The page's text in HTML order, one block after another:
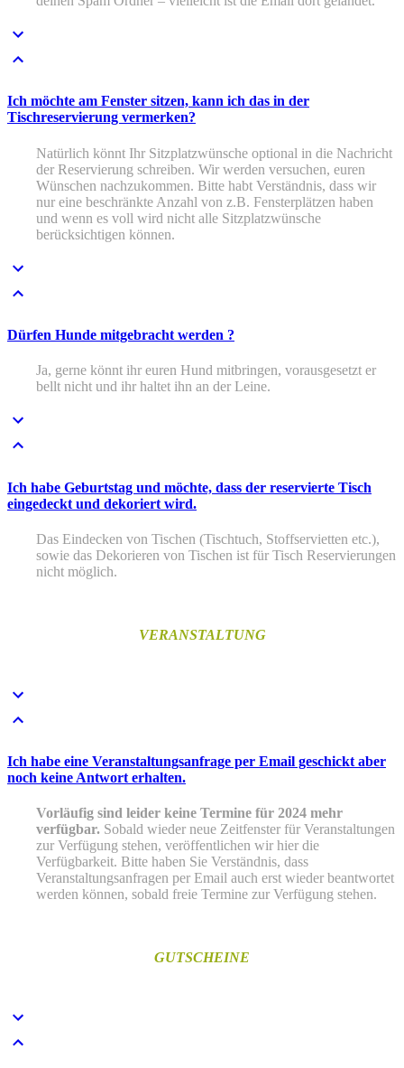
Ich möchte am Fenster sitzen, kann ich das in der
Tischreservierung vermerken?
Natürlich könnt Ihr Sitzplatzwünsche optional in die Nachricht
der Reservierung schreiben. Wir werden versuchen, euren
Wünschen nachzukommen. Bitte habt Verständnis, dass wir
nur eine beschränkte Anzahl von z.B. Fensterplätzen haben
und wenn es voll wird nicht alle Sitzplatzwünsche
berücksichtigen können.
Dürfen Hunde mitgebracht werden ?
Ja, gerne könnt ihr euren Hund mitbringen, vorausgesetzt er
bellt nicht und ihr haltet ihn an der Leine.
Ich habe Geburtstag und möchte, dass der reservierte Tisch
eingedeckt und dekoriert wird.
Das Eindecken von Tischen (Tischtuch, Stoffservietten etc.),
sowie das Dekorieren von Tischen ist für Tisch Reservierungen
nicht möglich.
VERANSTALTUNG
Ich habe eine Veranstaltungsanfrage per Email geschickt aber
noch keine Antwort erhalten.
Vorläufig sind leider keine Termine für 2024 mehr
verfügbar. Sobald wieder neue Zeitfenster für Veranstaltungen
zur Verfügung stehen, veröffentlichen wir hier die
Verfügbarkeit. Bitte haben Sie Verständnis, dass
Veranstaltungsanfragen per Email auch erst wieder beantwortet
werden können, sobald freie Termine zur Verfügung stehen.
GUTSCHEINE